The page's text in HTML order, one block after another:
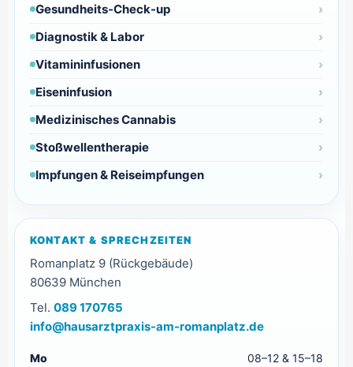
Gesundheits-Check-up
Diagnostik & Labor
Vitamininfusionen
Eiseninfusion
Medizinisches Cannabis
Stoßwellentherapie
Impfungen & Reiseimpfungen
KONTAKT & SPRECHZEITEN
Romanplatz 9 (Rückgebäude)
80639 München
Tel. 089 170765
info@hausarztpraxis-am-romanplatz.de
Mo
08–12 & 15–18